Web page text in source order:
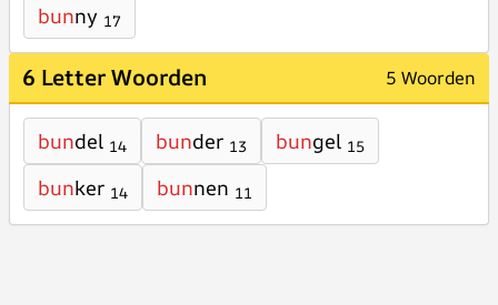
bunny 17
6 Letter Woorden 5 Woorden
bundel 14 bunder 13 bungel 15
bunker 14 bunnen 11